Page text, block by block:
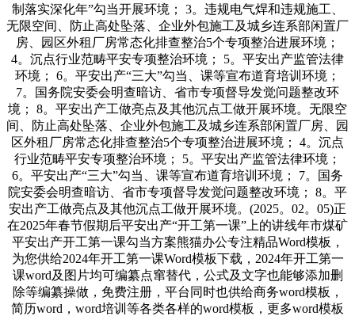
制落实深化年”勾当开展环境； 3。违规电气焊和违规施工、
无限空间、防止高处坠落、企业外包施工及城乡连系部闲置厂
房、园区外租厂房常态化排查整治5个专项整治进展环境；
4。沉点行业范畴平安专项整治环境； 5。平安出产监管法律
环境； 6。平安出产“三大”勾当、课等宣布道育培训环境；
7。国务院安委会明查暗访、省市专项督导发觉问题整改环
境； 8。平安出产工做亮点及其他沉点工做开展环境。无限空
间、防止高处坠落、企业外包施工及城乡连系部闲置厂房、园
区外租厂房常态化排查整治5个专项整治进展环境； 4。沉点
行业范畴平安专项整治环境； 5。平安出产监管法律环境；
6。平安出产“三大”勾当、课等宣布道育培训环境； 7。国务
院安委会明查暗访、省市专项督导发觉问题整改环境； 8。平
安出产工做亮点及其他沉点工做开展环境。(2025。02。05)正
在2025年春节假期后平安出产“开工第一课”上的讲线年市煤矿
平安出产开工第一课勾当方案熊猫办公专注精品Word模板，
为您供给2024年开工第一课Word模板下载，2024年开工第一
课word及图片均可编纂点窜替代，公式及文字也能够添加删
除等编纂操做，免费注册，平台同时也供给商务word模板，
简历word，word培训等各类各样的word模板，更多word模板